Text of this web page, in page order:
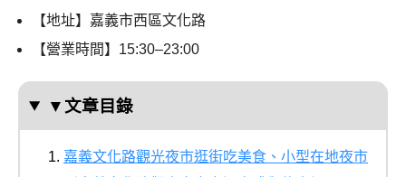
【地址】嘉義市西區文化路
【營業時間】15:30–23:00
▼文章目錄
嘉義文化路觀光夜市逛街吃美食、小型在地夜市